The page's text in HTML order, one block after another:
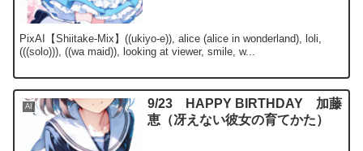
PixAI【Shiitake-Mix】((ukiyo-e)), alice (alice in wonderland), loli,
(((solo))), ((wa maid)), looking at viewer, smile, w...
AI
9/23 HAPPY BIRTHDAY 加藤
恵（冴えない彼女の育てかた）